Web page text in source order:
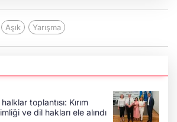
Aşık Yarışma
toplantısı: Kırım
ve dil hakları ele alındı